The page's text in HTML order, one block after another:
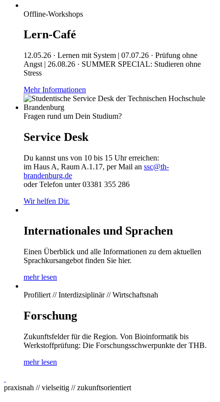
Offline-Workshops
Lern-Café
12.05.26 · Lernen mit System | 07.07.26 · Prüfung ohne
Angst | 26.08.26 · SUMMER SPECIAL: Studieren ohne
Stress
Mehr Informationen
Fragen rund um Dein Studium?
Service Desk
Du kannst uns von 10 bis 15 Uhr erreichen:
im Haus A, Raum A.1.17, per Mail an ssc@th-
brandenburg.de
oder Telefon unter 03381 355 286
Wir helfen Dir.
Internationales und Sprachen
Einen Überblick und alle Informationen zu dem aktuellen
Sprachkursangebot finden Sie hier.
mehr lesen
Profiliert // Interdizsiplinär // Wirtschaftsnah
Forschung
Zukunftsfelder für die Region. Von Bioinformatik bis
Werkstoffprüfung: Die Forschungsschwerpunkte der THB.
mehr lesen
praxisnah // vielseitig // zukunftsorientiert